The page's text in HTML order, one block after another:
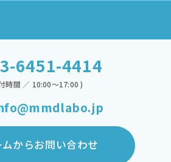
6451-4414
時間 ／ 10:00～17:00 )
ムからお問い合わせ